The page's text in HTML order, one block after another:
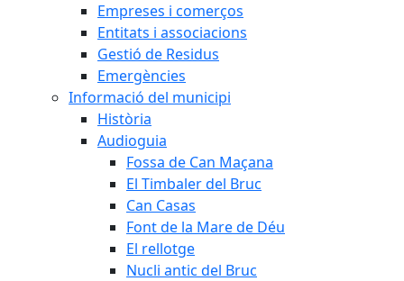
Empreses i comerços
Entitats i associacions
Gestió de Residus
Emergències
Informació del municipi
Història
Audioguia
Fossa de Can Maçana
El Timbaler del Bruc
Can Casas
Font de la Mare de Déu
El rellotge
Nucli antic del Bruc